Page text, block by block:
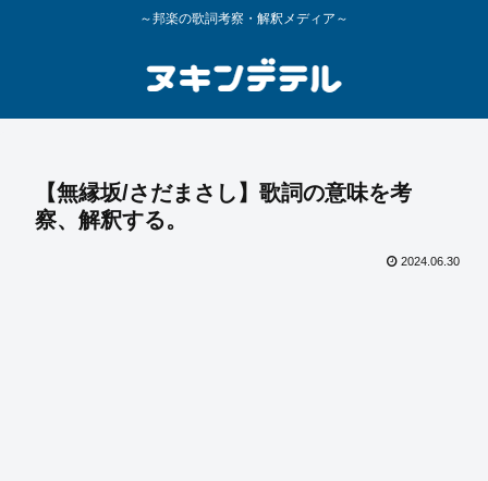
～邦楽の歌詞考察・解釈メディア～
【無縁坂/さだまさし】歌詞の意味を考
察、解釈する。
2024.06.30